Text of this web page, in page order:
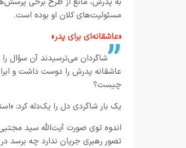
مسئولیت‌های کلان او بوده است.
«عاشقانه‌ای برای پدر»
شاگردان می‌ترسیدند آن سؤال را
عاشقانه پدرش را دوست داشت و
چیست؟
یک بار شاگردی دل را یک‌دله کرد:
اندوه توی صورت آیت‌الله سید
تصور رهبری جریان ندارد چه برسد